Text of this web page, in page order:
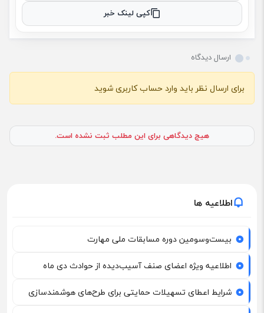
کپی لینک خبر
ارسال دیدگاه
برای ارسال نظر باید وارد حساب کاربری شوید
هیچ دیدگاهی برای این مطلب ثبت نشده است.
اطلاعیه ها
بیست‌وسومین دوره مسابقات ملی مهارت
اطلاعیه ویژه اعضای صنف آسیب‌دیده از حوادث دی ماه
شرایط اعطای تسهیلات حمایتی برای طرح‌های هوشمندسازی